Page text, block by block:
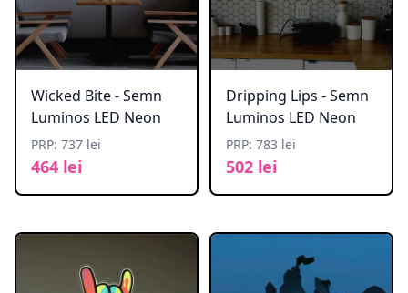
Wicked Bite - Semn
Luminos LED Neon
PRP: 737 lei
464 lei
Dripping Lips - Semn
Luminos LED Neon
PRP: 783 lei
502 lei